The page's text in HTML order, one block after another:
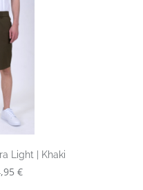
Light | Khaki
Preis:
€